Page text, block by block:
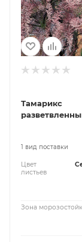
Тамарикс
1 вид поставки
Цвет
листьев
Зона